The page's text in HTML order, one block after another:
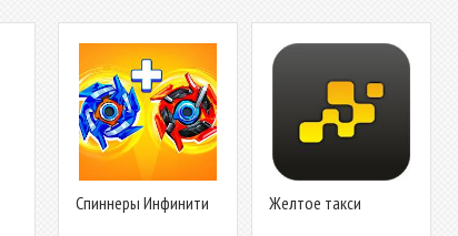
Спиннеры Инфинити
Желтое такси